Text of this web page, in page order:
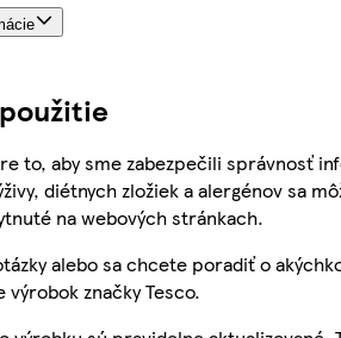
to, aby sme zabezpečili správnosť
diétnych zložiek a alergénov sa
na webových stránkach.
alebo sa chcete poradiť o
výrobok značky Tesco.